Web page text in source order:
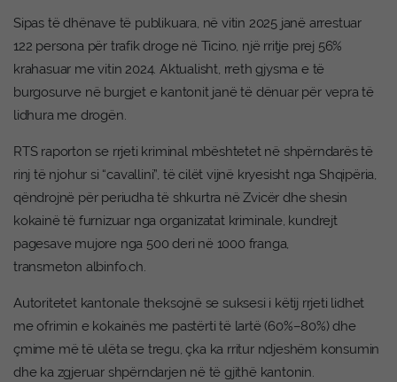
Sipas të dhënave të publikuara, në vitin 2025 janë arrestuar
122 persona për trafik droge në Ticino, një rritje prej 56%
krahasuar me vitin 2024. Aktualisht, rreth gjysma e të
burgosurve në burgjet e kantonit janë të dënuar për vepra të
lidhura me drogën.
RTS raporton se rrjeti kriminal mbështetet në shpërndarës të
rinj të njohur si “cavallini”, të cilët vijnë kryesisht nga Shqipëria,
qëndrojnë për periudha të shkurtra në Zvicër dhe shesin
kokainë të furnizuar nga organizatat kriminale, kundrejt
pagesave mujore nga 500 deri në 1000 franga,
transmeton albinfo.ch.
Autoritetet kantonale theksojnë se suksesi i këtij rrjeti lidhet
me ofrimin e kokainës me pastërti të lartë (60%–80%) dhe
çmime më të ulëta se tregu, çka ka rritur ndjeshëm konsumin
dhe ka zgjeruar shpërndarjen në të gjithë kantonin.